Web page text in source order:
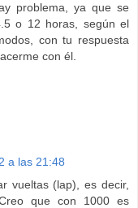
problema, ya que se
o 12 horas, según el
con tu respuesta
con él.
a las 21:48
vueltas (lap), es decir,
que con 1000 es